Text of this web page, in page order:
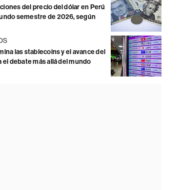
del precio del dólar en Perú
semestre de 2026, según
las stablecoins y el avance del
el debate más allá del mundo